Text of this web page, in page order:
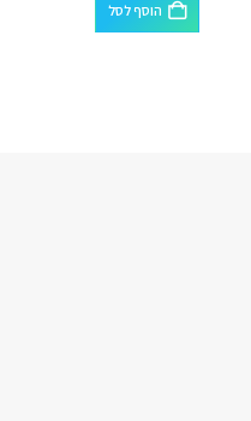
הוסף לסל